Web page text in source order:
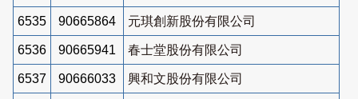
6535 90665864 元琪創新股份有限公司
6536 90665941 春士堂股份有限公司
6537 90666033 興和文股份有限公司